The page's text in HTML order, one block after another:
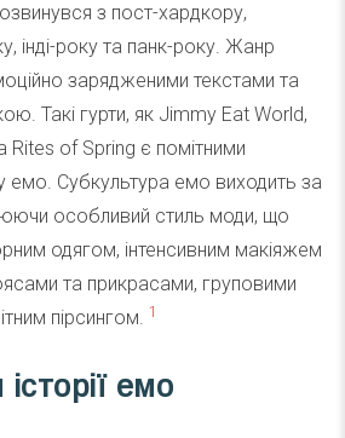
з пост-хардкору,
інді-року та панк-року. Жанр
зарядженими текстами та
Такі гурти, як Jimmy Eat World,
Rites of Spring є помітними
емо. Субкультура емо виходить за
особливий стиль моди, що
одягом, інтенсивним макіяжем
та прикрасами, груповими
пірсингом. 1
емо